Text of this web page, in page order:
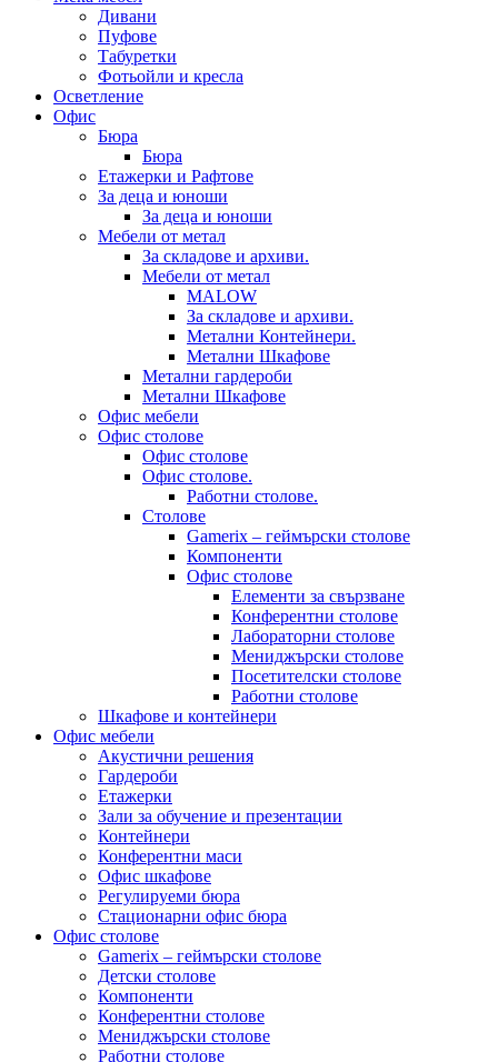
Дивани
Пуфове
Табуретки
Фотьойли и кресла
Осветление
Офис
Бюра
Бюра
Етажерки и Рафтове
За деца и юноши
За деца и юноши
Мебели от метал
За складове и архиви.
Мебели от метал
MALOW
За складове и архиви.
Метални Контейнери.
Метални Шкафове
Метални гардероби
Метални Шкафове
Офис мебели
Офис столове
Офис столове
Офис столове.
Работни столове.
Столове
Gamerix – геймърски столове
Компоненти
Офис столове
Елементи за свързване
Конферентни столове
Лабораторни столове
Мениджърски столове
Посетителски столове
Работни столове
Шкафове и контейнери
Офис мебели
Акустични решения
Гардероби
Етажерки
Зали за обучение и презентации
Контейнери
Конферентни маси
Офис шкафове
Регулируеми бюра
Стационарни офис бюра
Офис столове
Gamerix – геймърски столове
Детски столове
Компоненти
Конферентни столове
Мениджърски столове
Работни столове